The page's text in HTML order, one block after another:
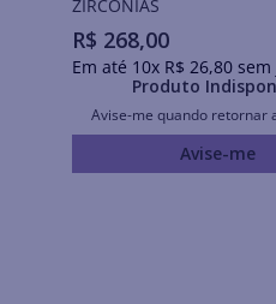
ZIRCÔNIAS
R$ 268,00
Em até 10x R$ 26,80sem
Produto
Avise-me quando retornar
Avise-me